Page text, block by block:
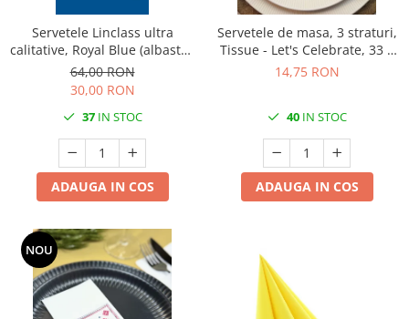
Servetele Linclass ultra
calitative, Royal Blue (albastru
regal), 40 x 40 cm, pliate 1/8,
50 buc
64,00 RON
30,00 RON
37IN STOC
ADAUGA IN COS
Servetele de masa, 3 straturi,
Tissue - Let's Celebrate, 33 x
33 cm, 20 buc
14,75 RON
40IN STOC
ADAUGA IN COS
NOU